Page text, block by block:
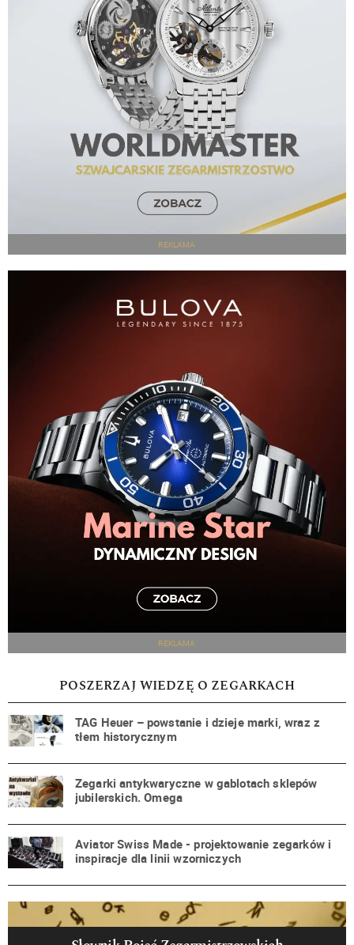
REKLAMA
REKLAMA
POSZERZAJ WIEDZĘ O ZEGARKACH
TAG Heuer – powstanie i dzieje marki, wraz z
tłem historycznym
Zegarki antykwaryczne w gablotach sklepów
jubilerskich. Omega
Aviator Swiss Made - projektowanie zegarków i
inspiracje dla linii wzorniczych